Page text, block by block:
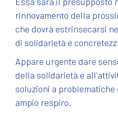
rinnovamento della
che dovrà estrinsecarsi
di solidarietà e
Appare urgente dare
della solidarietà e
soluzioni a
ampio respiro.